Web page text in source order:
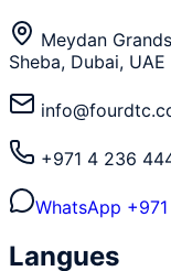
Meydan
Sheba, Dubai, UAE
+971 4 236
WhatsApp
Langues